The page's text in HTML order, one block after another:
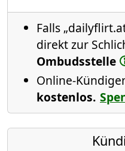
Falls
direkt zur
Ombudsstelle
Online-
kostenlos.